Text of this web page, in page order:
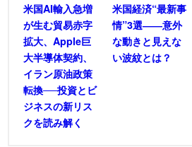
米国AI輸入急増
が生む貿易赤字
拡大、Apple巨
大半導体契約、
イラン原油政策
転換──投資とビ
ジネスの新リス
クを読み解く
米国経済“最新事
情”3選――意外
な動きと見えな
い波紋とは？